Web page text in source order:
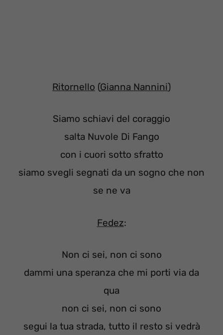
Ritornello (Gianna Nannini)
Siamo schiavi del coraggio
salta Nuvole Di Fango
con i cuori sotto sfratto
siamo svegli segnati da un sogno che non
se ne va
Fedez:
Non ci sei, non ci sono
dammi una speranza che mi porti via da
qua
non ci sei, non ci sono
segui la tua strada, tutto il resto si vedrà